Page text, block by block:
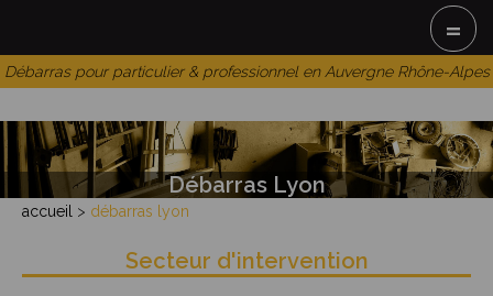
Débarras pour particulier & professionnel en Auvergne Rhône-Alpes
=
Débarras Lyon
accueil > débarras lyon
Secteur d'intervention